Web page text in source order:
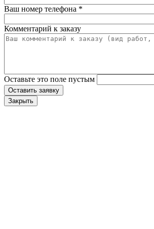
Ваш номер телефона *
Комментарий к заказу
Оставьте это поле пустым
Оставить заявку
Закрыть